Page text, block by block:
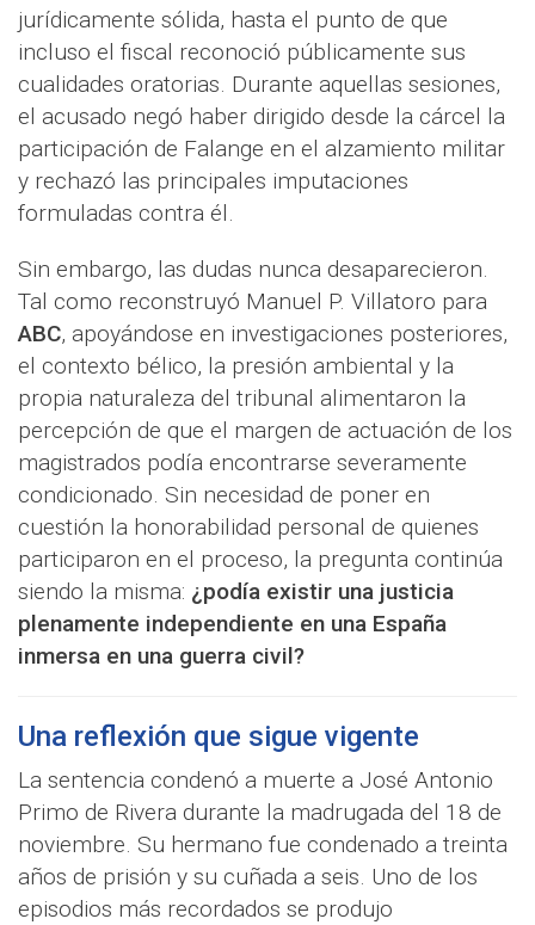
jurídicamente sólida, hasta el punto de que
incluso el fiscal reconoció públicamente sus
cualidades oratorias. Durante aquellas sesiones,
el acusado negó haber dirigido desde la cárcel la
participación de Falange en el alzamiento militar
y rechazó las principales imputaciones
formuladas contra él.
Sin embargo, las dudas nunca desaparecieron.
Tal como reconstruyó Manuel P. Villatoro para
ABC, apoyándose en investigaciones posteriores,
el contexto bélico, la presión ambiental y la
propia naturaleza del tribunal alimentaron la
percepción de que el margen de actuación de los
magistrados podía encontrarse severamente
condicionado. Sin necesidad de poner en
cuestión la honorabilidad personal de quienes
participaron en el proceso, la pregunta continúa
siendo la misma: ¿podía existir una justicia
plenamente independiente en una España
inmersa en una guerra civil?
Una reflexión que sigue vigente
La sentencia condenó a muerte a José Antonio
Primo de Rivera durante la madrugada del 18 de
noviembre. Su hermano fue condenado a treinta
años de prisión y su cuñada a seis. Uno de los
episodios más recordados se produjo